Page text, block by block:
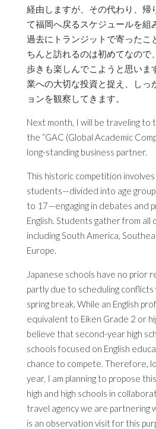
経由しますが、その代わり、帰
て福岡へ戻るスケジュールを組
過去にトランジットで寄ったこ
ちんと訪れるのは初めてなので
歩きも楽しんでこようと思いま
業への大切な投資と捉え、しっ
ョンを観察してきます。
Next month, I will be traveling to
the “GAC (Global Academic
long-standing business partner.
This historic competition
students—divided into age
to 17—engaging in debates and
English. Students gather from all
including South America,
Europe.
Japanese schools have no prior
partly due to scheduling
spring break. While an English
equivalent to Eiken Grade 2 or
believe that second-year high
schools focused on English
chance to compete. Therefore,
year, I am planning to propose
high and high schools in
travel agency we are partnering
is an observation visit for this